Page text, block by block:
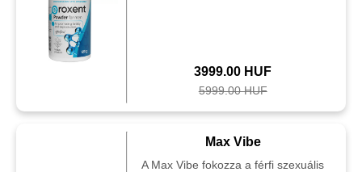
3999.00 HUF
5999.00 HUF
Max Vibe
A Max Vibe fokozza a férfi szexuális